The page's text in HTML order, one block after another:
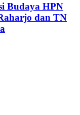
Budaya HPN
dan TN